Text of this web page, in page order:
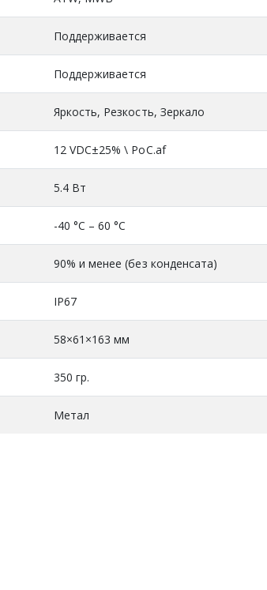
Поддерживается
Поддерживается
Яркость, Резкость, Зеркало
12 VDC±25% \ PoC.af
5.4 Вт
-40 °C – 60 °C
90% и менее (без конденсата)
IP67
58×61×163 мм
350 гр.
Метал